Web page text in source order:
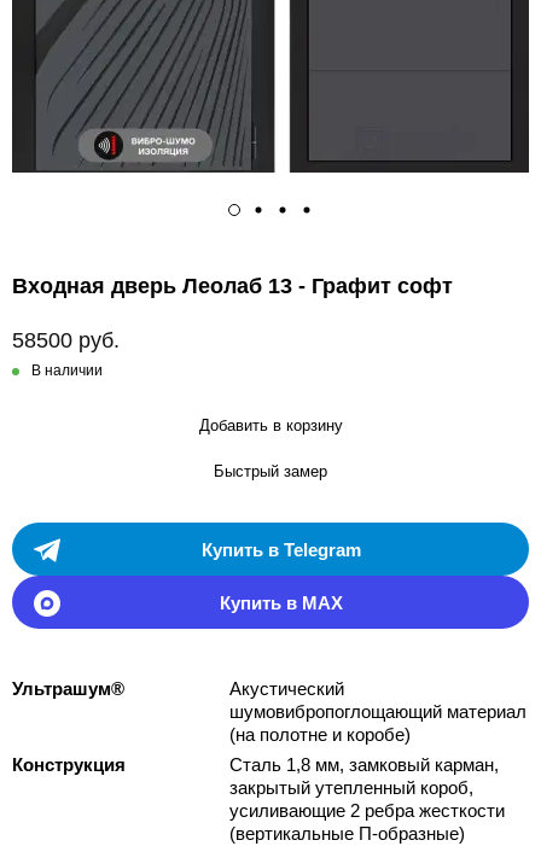
Входная дверь Леолаб 13 - Графит софт
58500 руб.
В наличии
Добавить в корзину
Быстрый замер
Купить в Telegram
Купить в MAX
Ультрашум®
Акустический
шумовибропоглощающий материал
(на полотне и коробе)
Конструкция
Сталь 1,8 мм, замковый карман,
закрытый утепленный короб,
усиливающие 2 ребра жесткости
(вертикальные П-образные)